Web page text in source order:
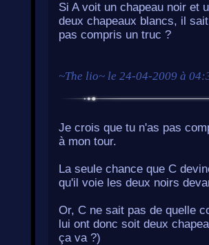
Si A voit un chapeau noir et
deux chapeaux blancs, il
pas compris un truc ?
~The lio~ le 24-04-2009 à
Je crois que tu n'as pas
à mon tour.
La seule chance que C
qu'il voie les deux noirs
Or, C ne sait pas de quelle
lui ont donc soit deux
ça va ?)